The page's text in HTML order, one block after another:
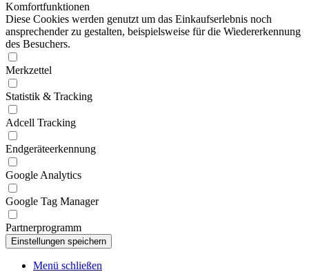
Komfortfunktionen
Diese Cookies werden genutzt um das Einkaufserlebnis noch
ansprechender zu gestalten, beispielsweise für die Wiedererkennung
des Besuchers.
Merkzettel
Statistik & Tracking
Adcell Tracking
Endgeräteerkennung
Google Analytics
Google Tag Manager
Partnerprogramm
Menü schließen